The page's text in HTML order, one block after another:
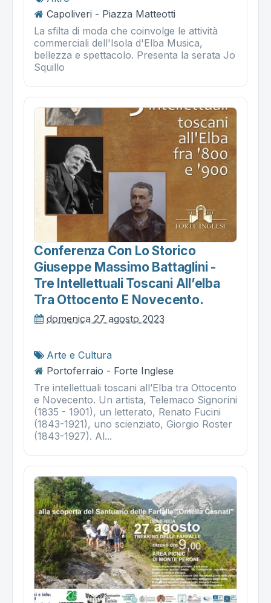
Capoliveri - Piazza Matteotti
La sfilta di moda che coinvolge le attività
commerciali dell'Isola d'Elba Musica,
bellezza e spettacolo. Presenta la serata Jo
Squillo
Conferenza Con Lo Storico
Giuseppe Massimo Battaglini -
Tre Intellettuali Toscani All’elba
Tra Ottocento E Novecento.
domenica 27 agosto 2023
Arte e Cultura
Portoferraio - Forte Inglese
Tre intellettuali toscani all’Elba tra Ottocento
e Novecento. Un artista, Telemaco Signorini
(1835 - 1901), un letterato, Renato Fucini
(1843-1921), uno scienziato, Giorgio Roster
(1843-1927). Al...